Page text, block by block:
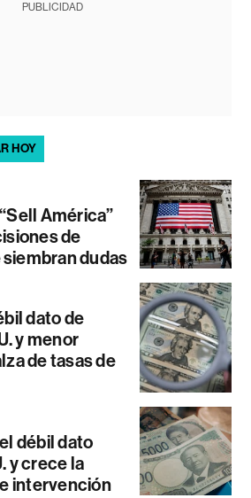
PUBLICIDAD
HOY
América”
de
dudas
dato de
y menor
de tasas de
débil dato
y crece la
intervención